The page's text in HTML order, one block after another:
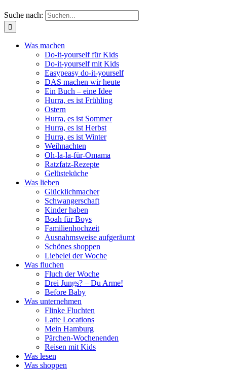
Suche nach:
Was machen
Do-it-yourself für Kids
Do-it-yourself mit Kids
Easypeasy do-it-yourself
DAS machen wir heute
Ein Buch – eine Idee
Hurra, es ist Frühling
Ostern
Hurra, es ist Sommer
Hurra, es ist Herbst
Hurra, es ist Winter
Weihnachten
Oh-la-la-für-Omama
Ratzfatz-Rezepte
Gelüsteküche
Was lieben
Glücklichmacher
Schwangerschaft
Kinder haben
Boah für Boys
Familienhochzeit
Ausnahmsweise aufgeräumt
Schönes shoppen
Liebelei der Woche
Was fluchen
Fluch der Woche
Drei Jungs? – Du Arme!
Before Baby
Was unternehmen
Flinke Fluchten
Latte Locations
Mein Hamburg
Pärchen-Wochenenden
Reisen mit Kids
Was lesen
Was shoppen